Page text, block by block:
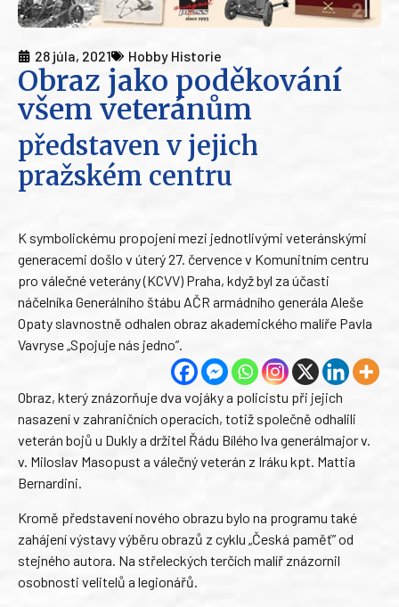
28 júla, 2021 Hobby Historie
Obraz jako poděkování
všem veteránům
představen v jejich
pražském centru
K symbolickému propojení mezi jednotlivými veteránskými
generacemi došlo v úterý 27. července v Komunitním centru
pro válečné veterány (KCVV) Praha, když byl za účasti
náčelníka Generálního štábu AČR armádního generála Aleše
Opaty slavnostně odhalen obraz akademického malíře Pavla
Vavryse „Spojuje nás jedno”.
Obraz, který znázorňuje dva vojáky a policistu při jejich
nasazení v zahraničních operacích, totiž společně odhalili
veterán bojů u Dukly a držitel Řádu Bílého lva generálmajor v.
v. Miloslav Masopust a válečný veterán z Iráku kpt. Mattia
Bernardini.
Kromě představení nového obrazu bylo na programu také
zahájení výstavy výběru obrazů z cyklu „Česká paměť” od
stejného autora. Na střeleckých terčích malíř znázornil
osobnosti velitelů a legionářů.